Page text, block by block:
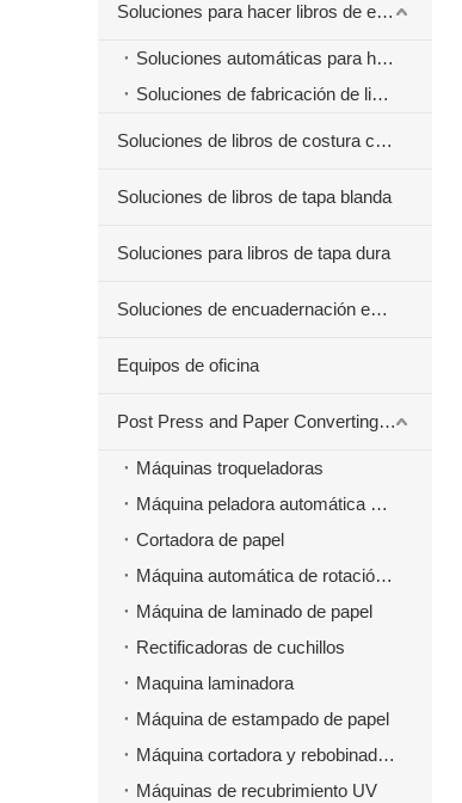
Soluciones para hacer libros de ejercicios
Soluciones automáticas para hacer libros de ejercicios
Soluciones de fabricación de libros de ejercicios semiautomáticos
Soluciones de libros de costura centrales
Soluciones de libros de tapa blanda
Soluciones para libros de tapa dura
Soluciones de encuadernación en espiral para libros
Equipos de oficina
Post Press and Paper Converting Máquinas
Máquinas troqueladoras
Máquina peladora automática para material troquelado
Cortadora de papel
Máquina automática de rotación de papel
Máquina de laminado de papel
Rectificadoras de cuchillos
Maquina laminadora
Máquina de estampado de papel
Máquina cortadora y rebobinadora
Máquinas de recubrimiento UV